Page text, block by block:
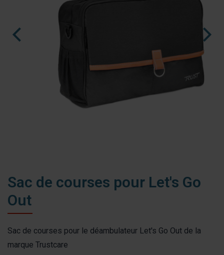
es
Sac de courses pour Let's Go
Out
Sac de courses pour le déambulateur Let's Go Out de la
marque Trustcare